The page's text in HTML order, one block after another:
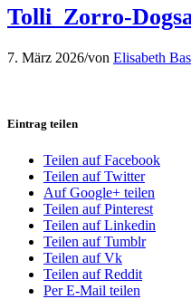
Tolli_Zorro-
7. März 2026/von Elisabeth
Eintrag teilen
Teilen auf Facebook
Teilen auf Twitter
Auf Google+ teilen
Teilen auf Pinterest
Teilen auf Linkedin
Teilen auf Tumblr
Teilen auf Vk
Teilen auf Reddit
Per E-Mail teilen